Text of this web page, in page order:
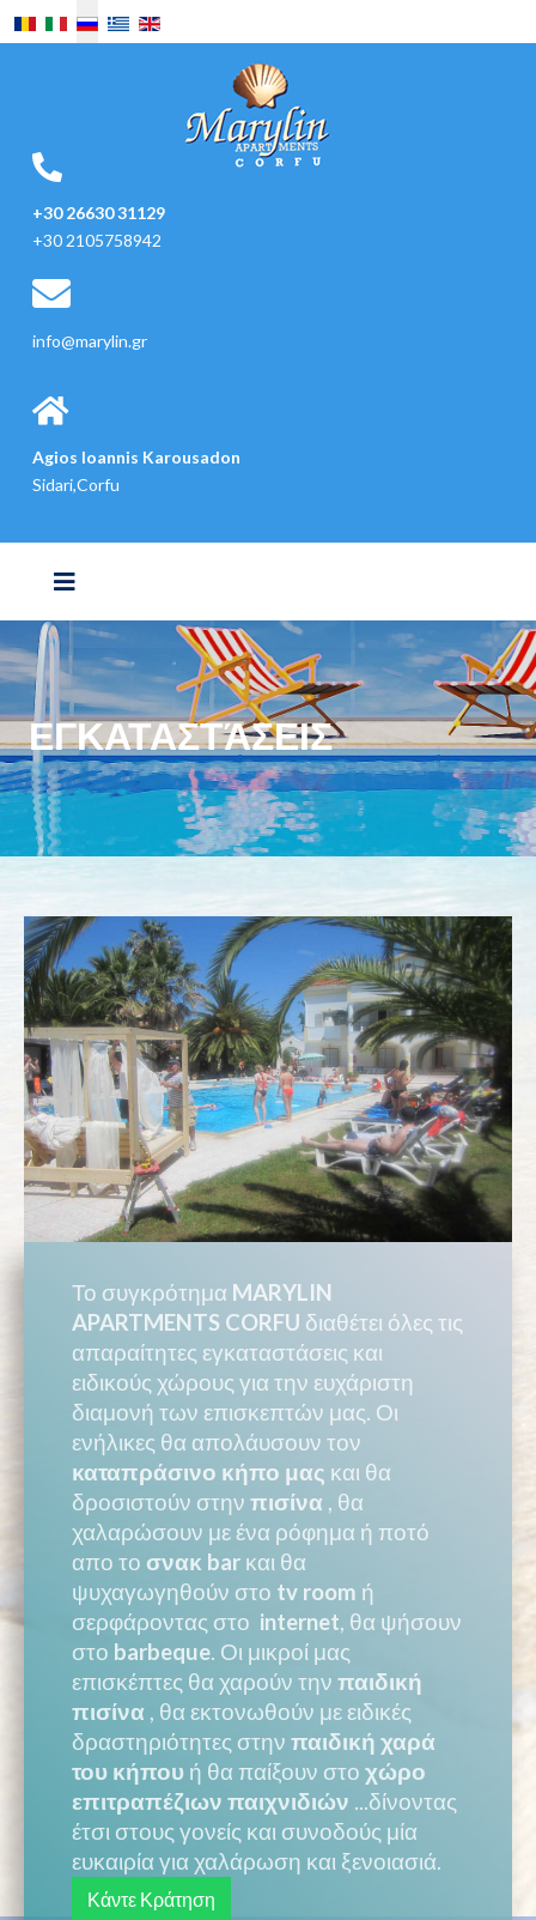
Выберите язык
+30 26630 31129
+30 2105758942
info@marylin.gr
Agios Ioannis Karousadon
Sidari,Corfu
ΕΓΚΑΤΑΣΤΆΣΕΙΣ
Το συγκρότημα MARYLIN
APARTMENTS CORFU διαθέτει όλες τις
απαραίτητες εγκαταστάσεις και
ειδικούς χώρους για την ευχάριστη
διαμονή των επισκεπτών μας. Οι
ενήλικες θα απολάυσουν τον
καταπράσινο κήπο μας και θα
δροσιστούν στην πισίνα , θα
χαλαρώσουν με ένα ρόφημα ή ποτό
απο το σνακ bar και θα
ψυχαγωγηθούν στο tv room ή
σερφάροντας στο internet, θα ψήσουν
στο barbeque. Οι μικροί μας
επισκέπτες θα χαρούν την παιδική
πισίνα , θα εκτονωθούν με ειδικές
δραστηριότητες στην παιδική χαρά
του κήπου ή θα παίξουν στο χώρο
επιτραπέζιων παιχνιδιών ...δίνοντας
έτσι στους γονείς και συνοδούς μία
ευκαιρία για χαλάρωση και ξενοιασιά.
Κάντε Κράτηση